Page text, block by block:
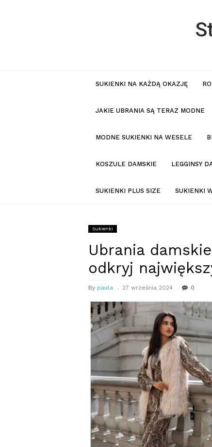
SUKIENKI NA KAŻDĄ OKAZJĘ
JAKIE UBRANIA SĄ TERAZ MODNE
MODNE SUKIENKI NA WESELE
KOSZULE DAMSKIE LEGGINSY
SUKIENKI PLUS SIZE SUKIENKI
Sukienki
Ubrania
odkryj
By paula 27 września 2024 0